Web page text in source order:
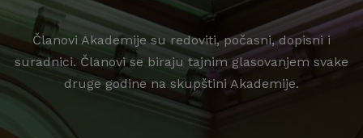
Članovi Akademije su redoviti, počasni, dopisni i
suradnici. Članovi se biraju tajnim glasovanjem svake
druge godine na skupštini Akademije.